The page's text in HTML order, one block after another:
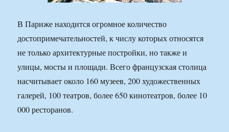
В Париже находится огромное количество
достопримечательностей, к числу которых относятся
не только архитектурные постройки, но также и
улицы, мосты и площади. Всего французская столица
насчитывает около 160 музеев, 200 художественных
галерей, 100 театров, более 650 кинотеатров, более 10
000 ресторанов.